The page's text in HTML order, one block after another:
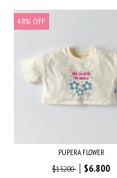
48% OFF
PUPERA FLOWER
$13.200 $6.800